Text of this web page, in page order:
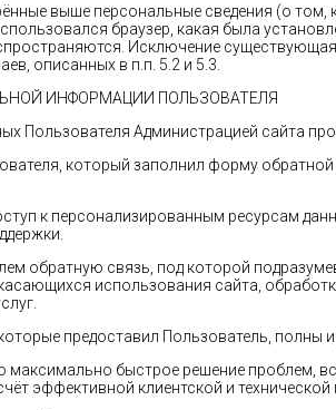
выше персональные сведения (о том,
браузер, какая была
Исключение
описанных в п.п. 5.2 и 5.3.
ИНФОРМАЦИИ ПОЛЬЗОВАТЕЛЯ
Пользователя Администрацией сайта
который заполнил форму обратной
к персонализированным ресурсам
обратную связь, под которой
использования сайта,
предоставил Пользователь, полны
максимально быстрое решение проблем,
эффективной клиентской и технической